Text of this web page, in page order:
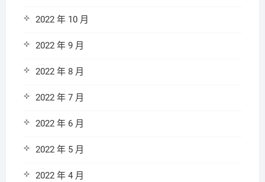
2022 年 10 月
2022 年 9 月
2022 年 8 月
2022 年 7 月
2022 年 6 月
2022 年 5 月
2022 年 4 月